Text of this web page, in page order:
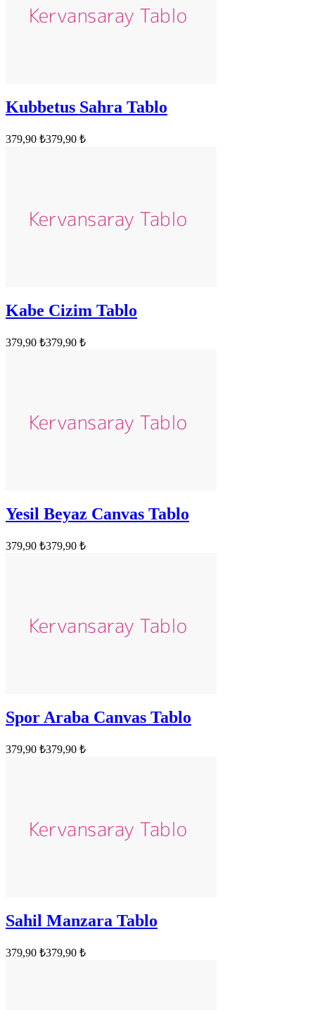
Kubbetus Sahra Tablo
379,90 ₺379,90 ₺
Kabe Cizim Tablo
379,90 ₺379,90 ₺
Yesil Beyaz Canvas Tablo
379,90 ₺379,90 ₺
Spor Araba Canvas Tablo
379,90 ₺379,90 ₺
Sahil Manzara Tablo
379,90 ₺379,90 ₺